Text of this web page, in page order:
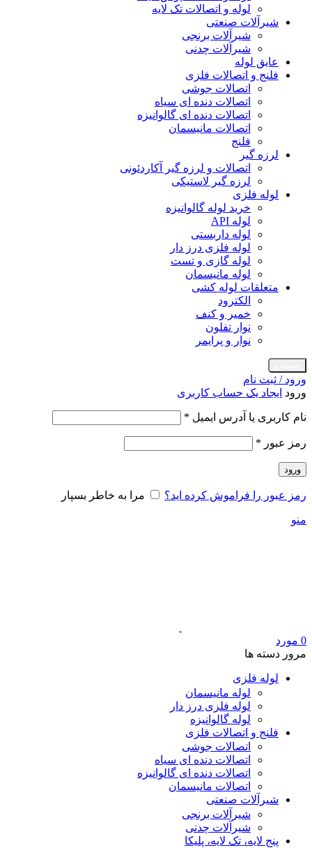
لوله و اتصالات تک لایه
شیرآلات صنعتی
شیرآلات برنجی
شیرآلات چدنی
عایق لوله
فلنج و اتصالات فلزی
اتصالات جوشی
اتصالات دنده ای سیاه
اتصالات دنده ای گالوانیزه
اتصالات مانیسمان
فلنج
لرزه گیر
اتصالات و لرزه گیر آکاردئونی
لرزه گیر لاستیکی
لوله فلزی
خرید لوله گالوانیزه
لوله API
لوله داربستی
لوله فلزی درز دار
لوله گازی و تست
لوله مانیسمان
متعلقات لوله کشی
الکترود
خمیر و کنف
نوار تفلون
نوار و پرایمر
ورود / ثبت نام
ورود ایجاد یک حساب کاربری
نام کاربری یا آدرس ایمیل *
رمز عبور *
ورود
رمز عبور را فراموش کرده اید؟ مرا به خاطر بسپار
منو
0 مورد
مرور دسته ها
لوله فلزی
لوله مانیسمان
لوله فلزی درز دار
لوله گالوانیزه
فلنج و اتصالات فلزی
اتصالات جوشی
اتصالات دنده ای سیاه
اتصالات دنده ای گالوانیزه
اتصالات مانیسمان
شیرآلات صنعتی
شیرآلات برنجی
شیرآلات چدنی
پنج لایه، تک لایه، پلیکا